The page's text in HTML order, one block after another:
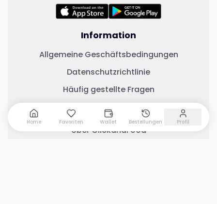
Information
Allgemeine Geschäftsbedingungen
Datenschutzrichtlinie
Häufig gestellte Fragen
Wichtige Links
Über ClickandFood
Home Favoriten Wallet Bestellungen Profil